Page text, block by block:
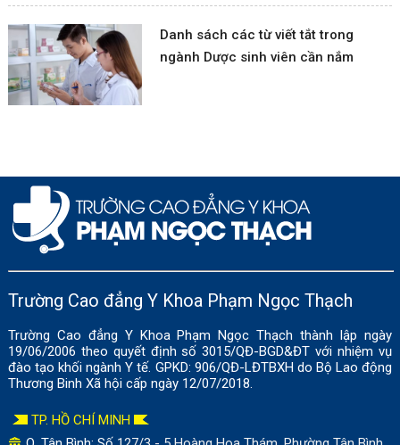
Danh sách các từ viết tắt trong
ngành Dược sinh viên cần nắm
Trường Cao đẳng Y Khoa Phạm Ngọc Thạch
Trường Cao đẳng Y Khoa Phạm Ngọc Thạch thành lập ngày
19/06/2006 theo quyết định số 3015/QĐ-BGD&ĐT với nhiệm vụ
đào tạo khối ngành Y tế. GPKD: 906/QĐ-LĐTBXH do Bộ Lao động
Thương Binh Xã hội cấp ngày 12/07/2018.
TP. HỒ CHÍ MINH